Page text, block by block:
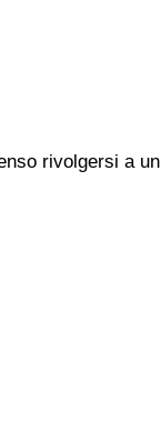
rivolgersi a un